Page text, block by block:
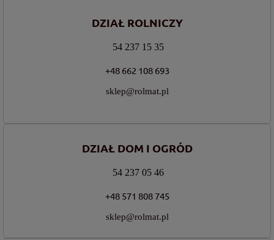
DZIAŁ ROLNICZY
54 237 15 35
+48 662 108 693
sklep@rolmat.pl
DZIAŁ DOM I OGRÓD
54 237 05 46
+48 571 808 745
sklep@rolmat.pl